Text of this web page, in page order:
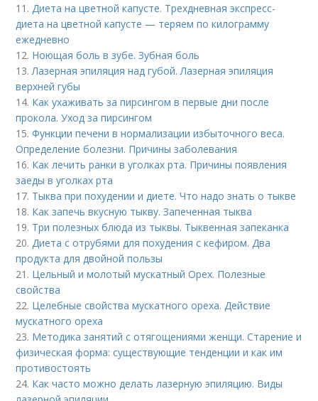
11.Диета на цветной капусте. Трехдневная экспресс-
диета на цветной капусте — теряем по килограмму
ежедневно
12. Ноющая боль в зубе. Зубная боль
13.Лазерная эпиляция над губой. Лазерная эпиляция
верхней губы
14. Как ухаживать за пирсингом в первые дни после
прокола. Уход за пирсингом
15.Функции печени в нормализации избыточного веса.
Определение болезни. Причины заболевания
16. Как лечить ранки в уголках рта. Причины появления
заеды в уголках рта
17. Тыква при похудении и диете. Что надо знать о тыкве
18. Как запечь вкусную тыкву. Запеченная тыква
19. Три полезных блюда из тыквы. Тыквенная запеканка
20.Диета с отрубями для похудения с кефиром. Два
продукта для двойной пользы
21. Цельный и молотый мускатный Орех. Полезные
свойства
22. Целебные свойства мускатного ореха. Действие
мускатного ореха
23. Методика занятий с отягощениями женщи. Старение и
физическая форма: существующие тенденции и как им
противостоять
24. Как часто можно делать лазерную эпиляцию. Виды